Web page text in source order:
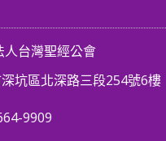
人台灣聖經公會
坑區北深路三段254號6樓
9909